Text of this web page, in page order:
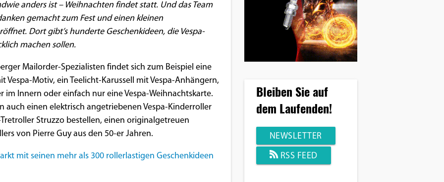
anders ist – Weihnachten findet statt. Und das Team
gemacht zum Fest und einen kleinen
Dort gibt’s hunderte Geschenkideen, die Vespa-
machen sollen.
Mailorder-Spezialisten findet sich zum Beispiel eine
Vespa-Motiv, ein Teelicht-Karussell mit Vespa-Anhängern,
im Innern oder einfach nur eine Vespa-Weihnachtskarte.
auch einen elektrisch angetriebenen Vespa-Kinderroller
Struzzo bestellen, einen originalgetreuen
von Pierre Guy aus den 50-er Jahren.
mit seinen mehr als 300 rollerlastigen Geschenkideen
Bleiben Sie auf
dem Laufenden!
NEWSLETTER
RSS FEED